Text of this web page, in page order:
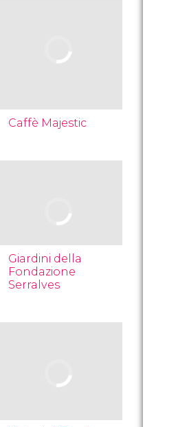
Caffè Majestic
Giardini della
Fondazione
Serralves